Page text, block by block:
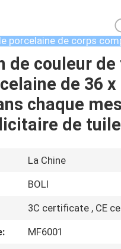
porcelaine de corps
de couleur
de 36 x
chaque
de tuile
La Chine
BOLI
3C certificate , CE
MF6001